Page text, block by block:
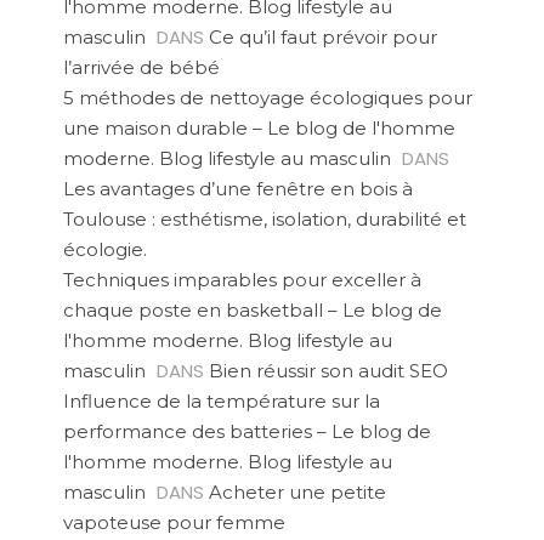
l'homme moderne. Blog lifestyle au
masculin DANS Ce qu’il faut prévoir pour
l’arrivée de bébé
5 méthodes de nettoyage écologiques pour
une maison durable – Le blog de l'homme
moderne. Blog lifestyle au masculin DANS
Les avantages d’une fenêtre en bois à
Toulouse : esthétisme, isolation, durabilité et
écologie.
Techniques imparables pour exceller à
chaque poste en basketball – Le blog de
l'homme moderne. Blog lifestyle au
masculin DANS Bien réussir son audit SEO
Influence de la température sur la
performance des batteries – Le blog de
l'homme moderne. Blog lifestyle au
masculin DANS Acheter une petite
vapoteuse pour femme